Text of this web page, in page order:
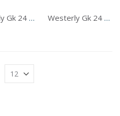
Westerly Gk 24 3/4 Rig Voorzeil Westerly Gk 24 3/4 Rig Tentwerk